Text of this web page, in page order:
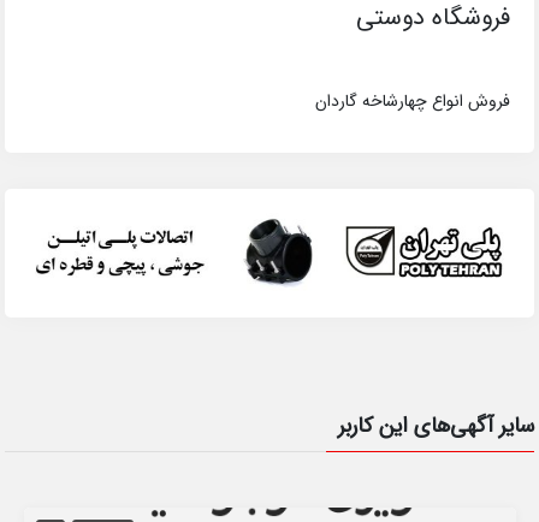
فروشگاه دوستی
فروش انواع چهارشاخه گاردان
سایر آگهی‌های این کاربر